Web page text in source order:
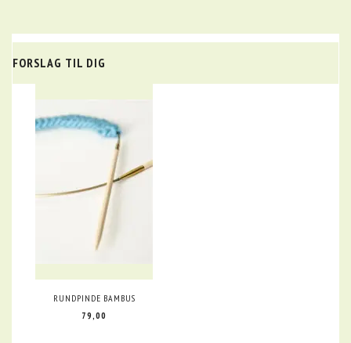
FORSLAG TIL DIG
RUNDPINDE BAMBUS
79,00